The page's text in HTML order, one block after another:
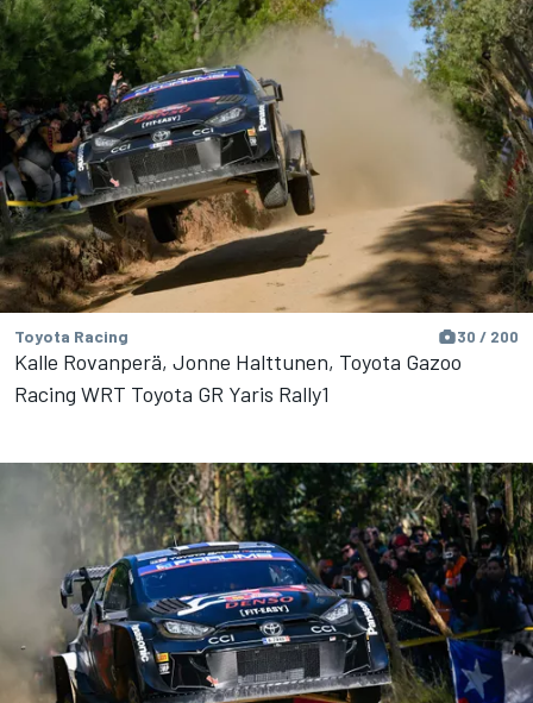
Toyota Racing 30 / 200
Kalle Rovanperä, Jonne Halttunen, Toyota Gazoo
Racing WRT Toyota GR Yaris Rally1